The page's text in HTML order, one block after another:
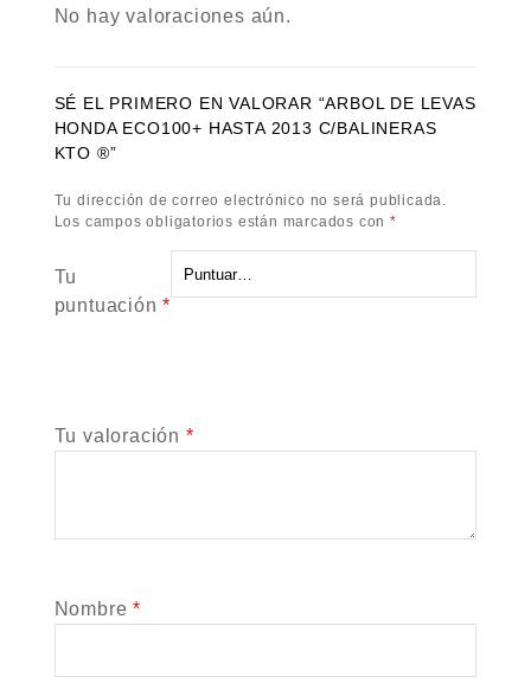
No hay valoraciones aún.
SÉ EL PRIMERO EN VALORAR “ARBOL DE LEVAS
HONDA ECO100+ HASTA 2013 C/BALINERAS
KTO ®”
Tu dirección de correo electrónico no será publicada.
Los campos obligatorios están marcados con *
Tu
puntuación*
Tu valoración *
Nombre*